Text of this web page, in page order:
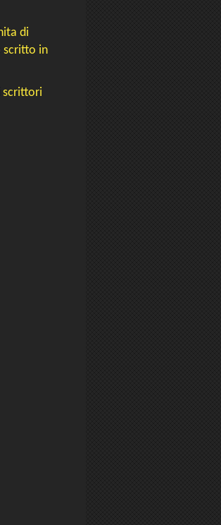
di
scritto in
scrittori